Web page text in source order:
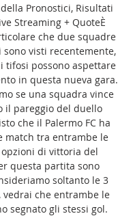
Pronostici, Risultati
Streaming + QuoteÈ
che due squadre
visti recentemente,
tifosi possono aspettare
in questa nueva gara.
se una squadra vince
il pareggio del duello
che il Palermo FC ha
match tra entrambe le
di vittoria del
questa partita sono
soltanto le 3
che entrambe le
segnato gli stessi gol.